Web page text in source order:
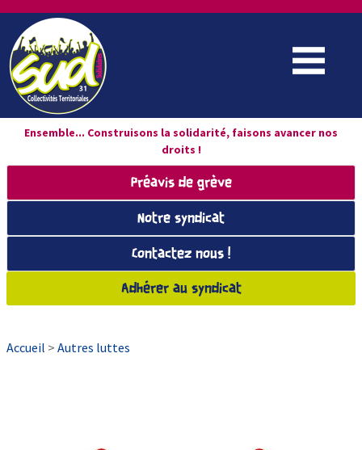
Ensemble... Construisons la solidarité, faisons avancer nos
droits !
Préavis de grève
Notre syndicat
Contactez nous !
Adhérer au syndicat
Accueil > Autres luttes